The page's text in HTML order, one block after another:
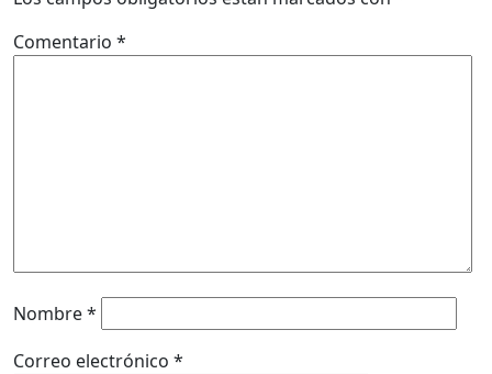
Comentario *
Nombre*
Correo electrónico *